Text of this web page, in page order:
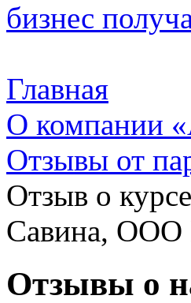
бизнес
Главная
О компании
Отзывы от
Отзыв о
Савина, ООО
Отзывы о